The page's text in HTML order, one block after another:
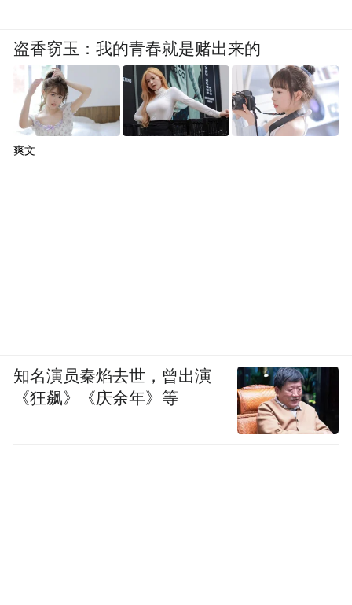
盗香窃玉：我的青春就是赌出来的
爽文
知名演员秦焰去世，曾出演
《狂飙》《庆余年》等